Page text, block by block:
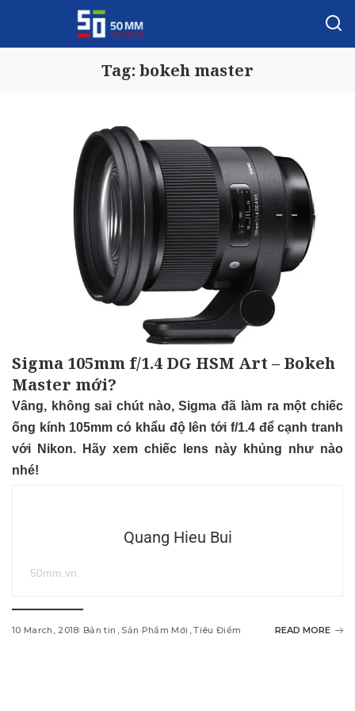
Tag: bokeh master
Sigma 105mm f/1.4 DG HSM Art – Bokeh
Master mới?
Vâng, không sai chút nào, Sigma đã làm ra một chiếc
ống kính 105mm có khẩu độ lên tới f/1.4 để cạnh tranh
với Nikon. Hãy xem chiếc lens này khủng như nào
nhé!
Quang Hieu Bui
50mm.vn
10 March, 2018 Bản tin Sản Phẩm Mới Tiêu Điểm READ MORE